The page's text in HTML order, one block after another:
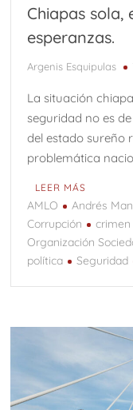
Chiapas sola,
esperanzas.
Argenis Esquipulas
La situación
seguridad no es
del estado sureño
problemática
LEER MÁS
AMLO Andrés
Corrupción
Organización
política
Seguridad